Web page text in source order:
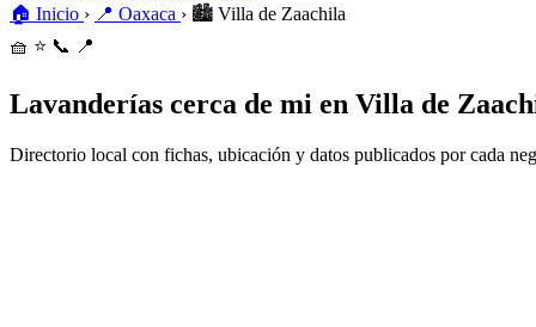
🏠 Inicio › 📍 Oaxaca › 🏙️ Villa de Zaachila
🧺 ⭐ 📞 📍
Lavanderías cerca de mi en Villa de
Directorio local con fichas, ubicación y datos publicados por cada